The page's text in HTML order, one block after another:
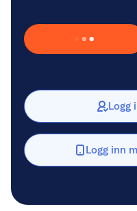
Laster inn Vipps …
Logg
Logg inn